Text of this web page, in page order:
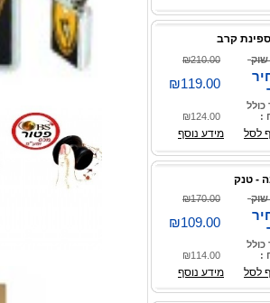
קרב
₪210.00 שוק
₪119.00
₪124.00
כולל
:
מידע נוסף לסל
- טנק
₪170.00 שוק
₪109.00
₪114.00
כולל
:
מידע נוסף לסל